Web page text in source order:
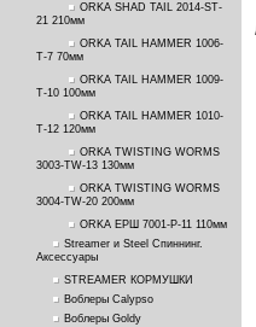
ORKA SHAD TAIL 2014-ST-
21 210мм
ORKA TAIL HAMMER 1006-
T-7 70мм
ORKA TAIL HAMMER 1009-
T-10 100мм
ORKA TAIL HAMMER 1010-
T-12 120мм
ORKA TWISTING WORMS
3003-TW-13 130мм
ORKA TWISTING WORMS
3004-TW-20 200мм
ORKA ЕРШ 7001-P-11 110мм
Streamer и Steel Спиннинг.
Аксессуары
STREAMER КОРМУШКИ
Воблеры Calypso
Воблеры Goldy